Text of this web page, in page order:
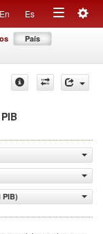
En Es
Toggle
País